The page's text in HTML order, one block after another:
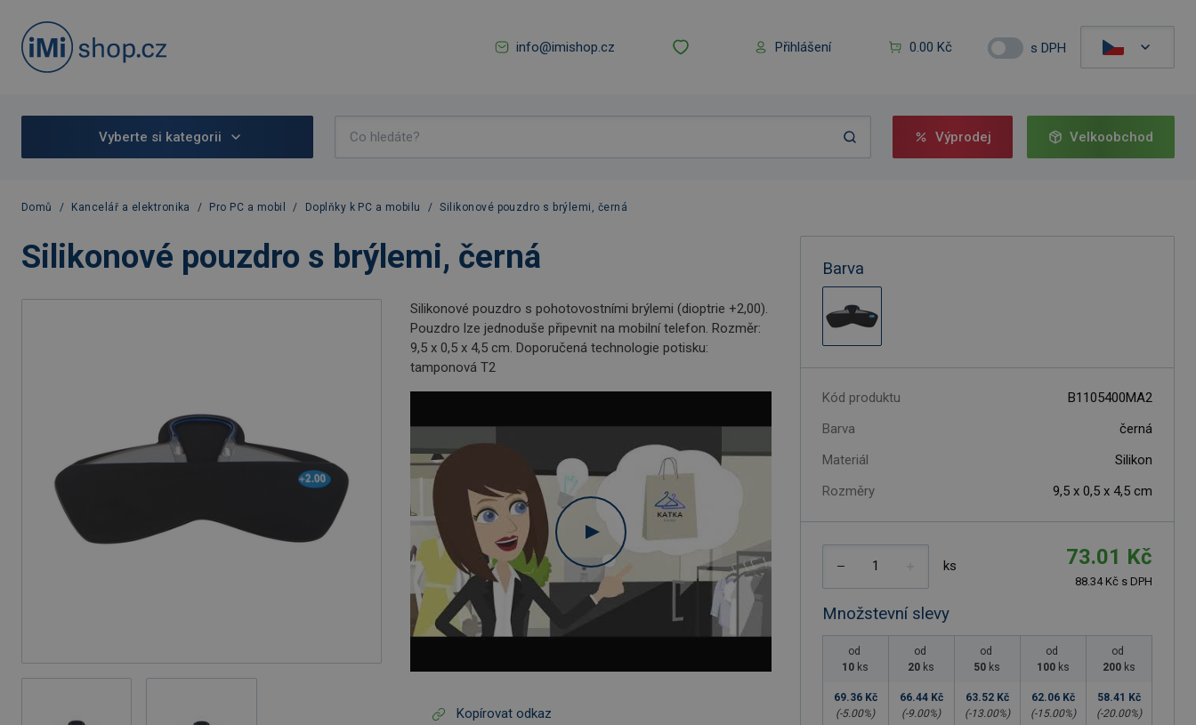
info@imishop.cz Přihlášení 0.00 Kč s DPH
Vyberte si kategorii Výprodej Velkoobchod
Domů / Kancelář a elektronika / Pro PC a mobil / Doplňky k PC a mobilu / Silikonové pouzdro s brýlemi, černá
Silikonové pouzdro s brýlemi, černá
Silikonové pouzdro s pohotovostními brýlemi (dioptrie +2,00).
Pouzdro lze jednoduše připevnit na mobilní telefon. Rozměr:
9,5 x 0,5 x 4,5 cm. Doporučená technologie potisku:
tamponová T2
Kopírovat odkaz
Barva
Kód produktu
B1105400MA2
Barva
černá
Materiál
Silikon
Rozměry
9,5 x 0,5 x 4,5 cm
ks 73.01 Kč
88.34 Kč s DPH
Množstevní slevy
od
10 ks
69.36 Kč
(-5.00%)
od
20 ks
66.44 Kč
(-9.00%)
od
50 ks
63.52 Kč
(-13.00%)
od
100 ks
62.06 Kč
(-15.00%)
od
200 ks
58.41 Kč
(-20.00%)